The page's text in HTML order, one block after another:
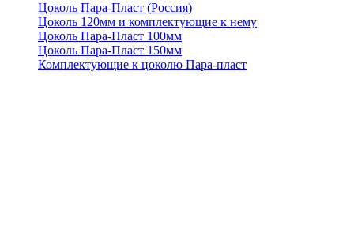
Цоколь Пара-Пласт (Россия)
Цоколь 120мм и комплектующие к нему
Цоколь Пара-Пласт 100мм
Цоколь Пара-Пласт 150мм
Комплектующие к цоколю Пара-пласт